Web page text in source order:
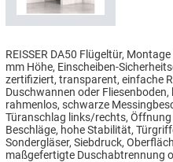
REISSER DA50 Flügeltür,
mm Höhe, Einscheiben-
zertifiziert, transparent, einfache
Duschwannen oder
rahmenlos, schwarze
Türanschlag links/rechts,
Beschläge, hohe Stabilität,
Sondergläser, Siebdruck,
maßgefertigte Duschabtrennung